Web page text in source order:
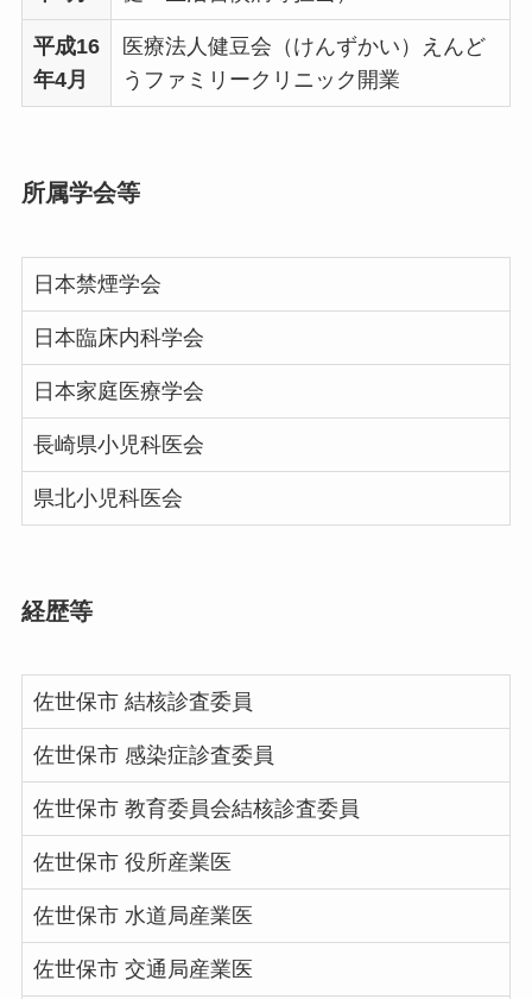
平成16
年4月
医療法人健豆会（けんずかい）えんど
うファミリークリニック開業
所属学会等
日本禁煙学会
日本臨床内科学会
日本家庭医療学会
長崎県小児科医会
県北小児科医会
経歴等
佐世保市 結核診査委員
佐世保市 感染症診査委員
佐世保市 教育委員会結核診査委員
佐世保市 役所産業医
佐世保市 水道局産業医
佐世保市 交通局産業医